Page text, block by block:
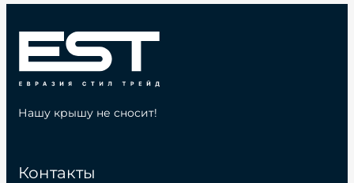
Контакты
Нашу крышу не сносит!